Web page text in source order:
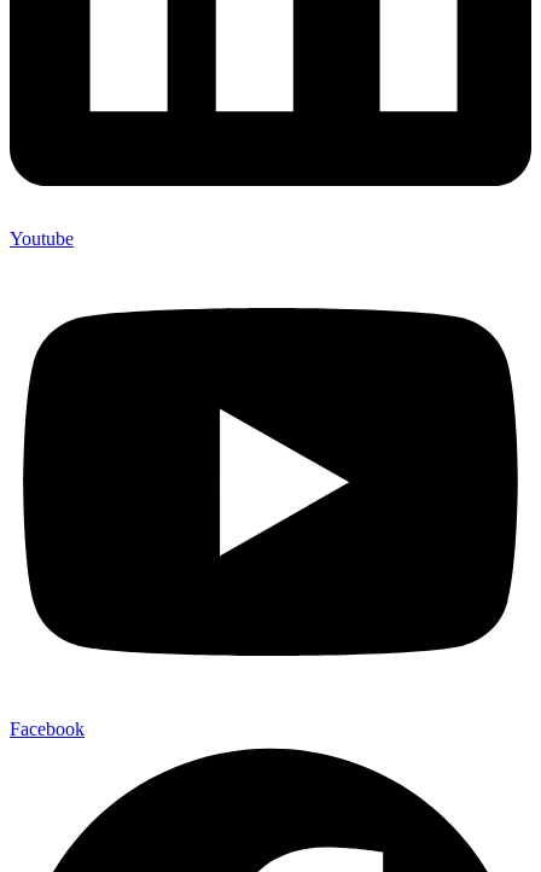
Youtube
Facebook